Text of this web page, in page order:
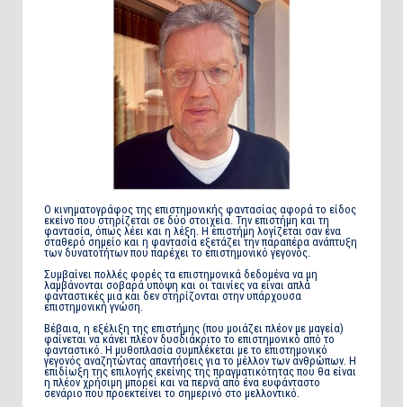
Ο κινηματογράφος της επιστημονικής φαντασίας αφορά το είδος
εκείνο που στηρίζεται σε δύο στοιχεία. Την επιστήμη και τη
φαντασία, όπως λέει και η λέξη. Η επιστήμη λογίζεται σαν ένα
σταθερό σημείο και η φαντασία εξετάζει την παραπέρα ανάπτυξη
των δυνατοτήτων που παρέχει το επιστημονικό γεγονός.
Συμβαίνει πολλές φορές τα επιστημονικά δεδομένα να μη
λαμβάνονται σοβαρά υπόψη και οι ταινίες να είναι απλά
φανταστικές μια και δεν στηρίζονται στην υπάρχουσα
επιστημονική γνώση.
Βέβαια, η εξέλιξη της επιστήμης (που μοιάζει πλέον με μαγεία)
φαίνεται να κάνει πλέον δυσδιάκριτο το επιστημονικό από το
φανταστικό. Η μυθοπλασία συμπλέκεται με το επιστημονικό
γεγονός αναζητώντας απαντήσεις για το μέλλον των ανθρώπων. Η
επιδίωξη της επιλογής εκείνης της πραγματικότητας που θα είναι
η πλέον χρήσιμη μπορεί και να περνά από ένα ευφάνταστο
σενάριο που προεκτείνει το σημερινό στο μελλοντικό.